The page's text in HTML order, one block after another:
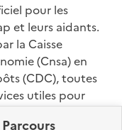
pour les
et leurs aidants.
la Caisse
(Cnsa) en
(CDC), toutes
utiles pour